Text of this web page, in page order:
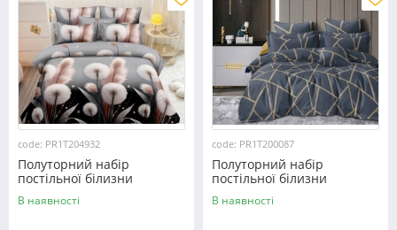
code: PR1T204932
Полуторний набір
постільної білизни
150*220 із полікотону
№204932 Черешенька™
В наявності
code: PR1T200087
Полуторний набір
постільної білизни
150*220 із полікотону
№200087 Черешенька™
В наявності